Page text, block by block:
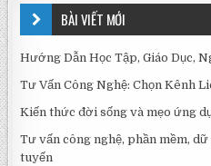
BÀI VIẾT MỚI
Hướng Dẫn Học Tập, Giáo Dục,
Tư Vấn Công Nghệ: Chọn Kênh
Kiến thức đời sống và mẹo ứng
Tư vấn công nghệ, phần mềm,
tuyến